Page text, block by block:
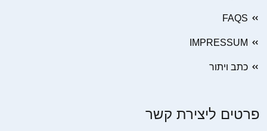
FAQS
IMPRESSUM
כתב ויתור
פרטים ליצירת קשר